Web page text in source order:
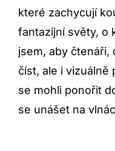
které zachycují
fantazijní světy, o
jsem, aby čtenáři,
číst, ale i vizuálně
se mohli ponořit
se unášet na